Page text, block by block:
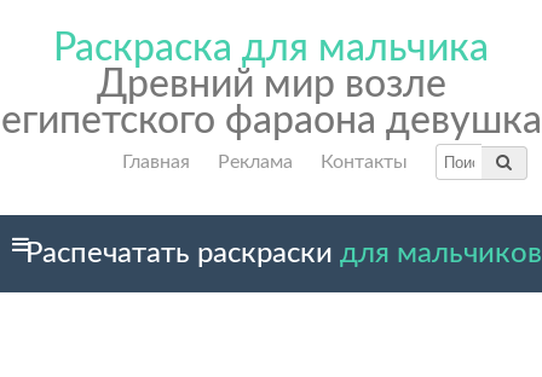
Раскраска для мальчика
Древний мир возле
египетского фараона девушка
Главная Реклама Контакты
Распечатать раскраски для мальчиков